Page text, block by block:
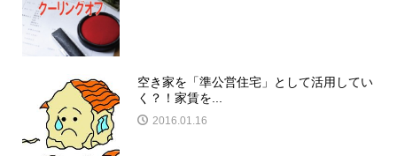
空き家を「準公営住宅」として活用してい
く？！家賃を...
2016.01.16